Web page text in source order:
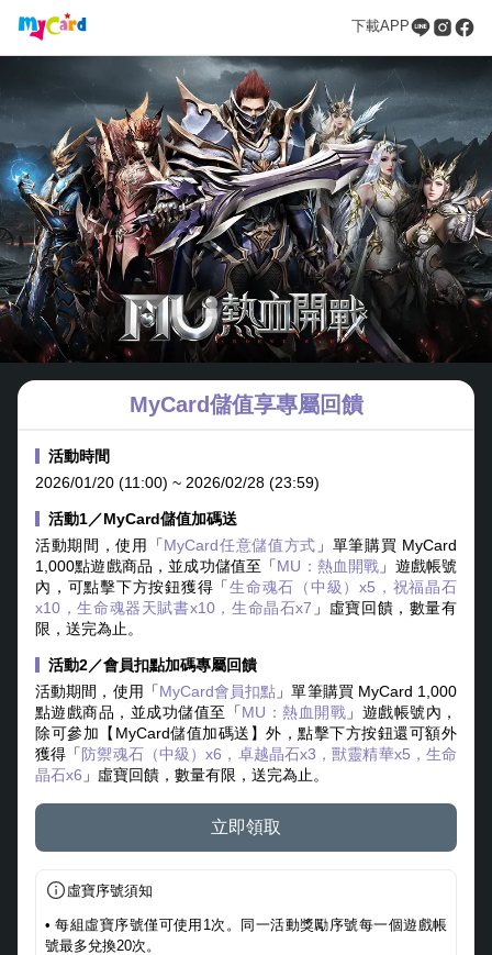
下載APP
MyCard儲值享專屬回饋
活動時間
2026/01/20 (11:00) ~ 2026/02/28 (23:59)
活動1／MyCard儲值加碼送
活動期間，使用「MyCard任意儲值方式 」單筆購買 MyCard
1,000點遊戲商品，並成功儲值至「MU：熱血開戰 」遊戲帳號
內，可點擊下方按鈕獲得「生命魂石（中級）x5，祝福晶石
x10，生命魂器天賦書x10，生命晶石x7 」虛寶回饋，數量有
限，送完為止。
活動2／會員扣點加碼專屬回饋
活動期間，使用「MyCard會員扣點 」單筆購買 MyCard 1,000
點遊戲商品，並成功儲值至「MU：熱血開戰 」遊戲帳號內，
除可參加【MyCard儲值加碼送】外，點擊下方按鈕還可額外
獲得「 防禦魂石（中級）x6，卓越晶石x3，獸靈精華x5，生命
晶石x6 」虛寶回饋，數量有限，送完為止。
立即領取
虛寶序號須知
• 每組虛寶序號僅可使用1次。同一活動獎勵序號每一個遊戲帳
號最多兌換20次。